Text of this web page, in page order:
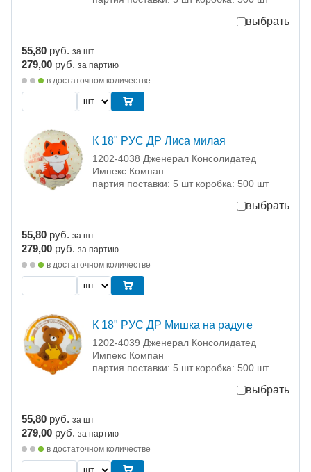
выбрать
55,80 руб. за шт
279,00 руб. за партию
в достаточном количестве
К 18" РУС ДР Лиса милая
1202-4038 Дженерал Консолидатед
Импекс Компан
партия поставки: 5 шт коробка: 500 шт
выбрать
55,80 руб. за шт
279,00 руб. за партию
в достаточном количестве
К 18" РУС ДР Мишка на радуге
1202-4039 Дженерал Консолидатед
Импекс Компан
партия поставки: 5 шт коробка: 500 шт
выбрать
55,80 руб. за шт
279,00 руб. за партию
в достаточном количестве